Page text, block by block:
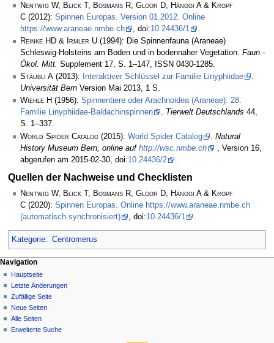
Nentwig W, Blick T, Bosmans R, Gloor D, Hänggi A & Kropf
C (2012): Spinnen Europas. Version 01.2012. Online
https://www.araneae.nmbe.ch
, doi:10.24436/1
Reinke HD & Irmler U (1994): Die Spinnenfauna (Araneae)
Schleswig-Holsteins am Boden und in bodennaher Vegetation. Faun.-
Ökol. Mitt. Supplement 17, S. 1–147, ISSN 0430-1285.
Stäubli A (2013): Interaktiver Schlüssel zur Familie Linyphiidae
.
Universität Bern Version Mai 2013, 1 S.
Wiehle H (1956): Spinnentiere oder Arachnoidea (Araneae). 28.
Familie Linyphiidae-Baldachinspinnen
. Tierwelt Deutschlands 44,
S. 1–337.
World Spider Catalog (2015): World Spider Catalog
Natural
History Museum Bern, online auf http://wsc.nmbe.ch
, Version 16,
abgerufen am 2015-02-30, doi:10.24436/2
Quellen der Nachweise und Checklisten
Nentwig W, Blick T, Bosmans R, Gloor D, Hänggi A & Kropf
C (2020): Spinnen Europas. Online https://www.araneae.nmbe.ch
(automatisch synchronisiert)
, doi:10.24436/1
Kategorie: Centromerus
Navigation
Hauptseite
Letzte Änderungen
Zufällige Seite
Neue Seiten
Alle Seiten
Erweiterte Suche